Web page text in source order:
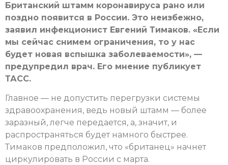
Британский штамм коронавируса рано или
поздно появится в России. Это неизбежно,
заявил инфекционист Евгений Тимаков. «Если
мы сейчас снимем ограничения, то у нас
будет новая вспышка заболеваемости», —
предупредил врач. Его мнение публикует
ТАСС.
Главное — не допустить перегрузки системы
здравоохранения, ведь новый штамм — более
заразный, легче передается, а, значит, и
распространяться будет намного быстрее.
Тимаков предположил, что «британец» начнет
циркулировать в России с марта.